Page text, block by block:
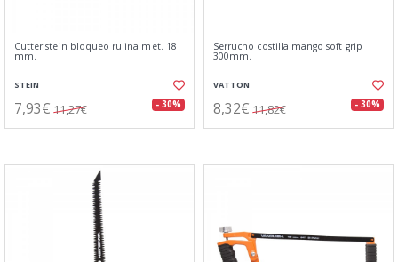
Cutter stein bloqueo rulina met. 18
mm.
STEIN
7,93€ 11,27€ - 30%
Serrucho costilla mango soft grip
300mm.
VATTON
8,32€ 11,82€ - 30%